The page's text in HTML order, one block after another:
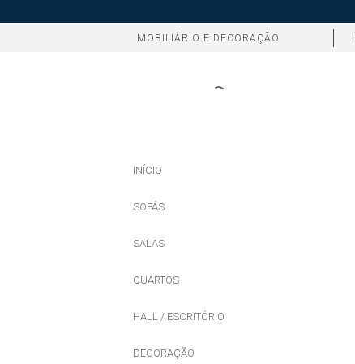
MOBILIÁRIO E DECORAÇÃO
INÍCIO
SOFÁS
SALAS
QUARTOS
HALL / ESCRITÓRIO
DECORAÇÃO